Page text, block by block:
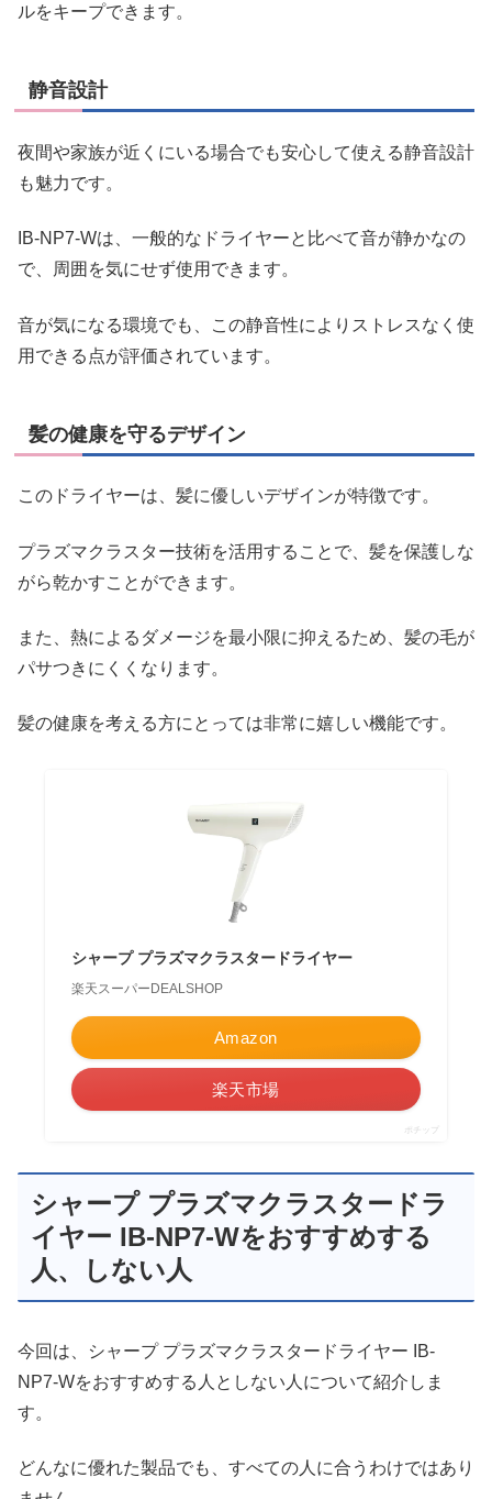
ルをキープできます。
静音設計
夜間や家族が近くにいる場合でも安心して使える静音設計
も魅力です。
IB-NP7-Wは、一般的なドライヤーと比べて音が静かなの
で、周囲を気にせず使用できます。
音が気になる環境でも、この静音性によりストレスなく使
用できる点が評価されています。
髪の健康を守るデザイン
このドライヤーは、髪に優しいデザインが特徴です。
プラズマクラスター技術を活用することで、髪を保護しな
がら乾かすことができます。
また、熱によるダメージを最小限に抑えるため、髪の毛が
パサつきにくくなります。
髪の健康を考える方にとっては非常に嬉しい機能です。
シャープ プラズマクラスタードライヤー
楽天スーパーDEALSHOP
Amazon
楽天市場
ポチップ
シャープ プラズマクラスタードラ
イヤー IB-NP7-Wをおすすめする
人、しない人
今回は、シャープ プラズマクラスタードライヤー IB-
NP7-Wをおすすめする人としない人について紹介しま
す。
どんなに優れた製品でも、すべての人に合うわけではあり